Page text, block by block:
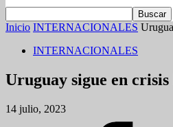
Inicio INTERNACIONALES
INTERNACIONALES
Uruguay sigue en
14 julio, 2023